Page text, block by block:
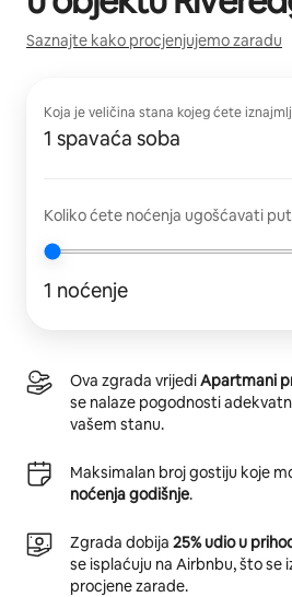
Saznajte kako procjenjujemo zaradu
Koja je veličina stana kojeg ćete
1 spavaća soba
Koliko ćete noćenja ugošćavati
1 noćenje
Ova zgrada vrijediApartmani
se nalaze pogodnosti
vašem stanu.
Maksimalan broj gostiju koje
noćenja godišnje.
Zgrada dobija 25% udio u
se isplaćuju na Airbnbu, što se
procjene zarade.